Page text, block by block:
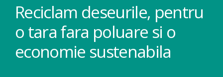
Reciclam deseurile, pentru
o tara fara poluare si o
economie sustenabila